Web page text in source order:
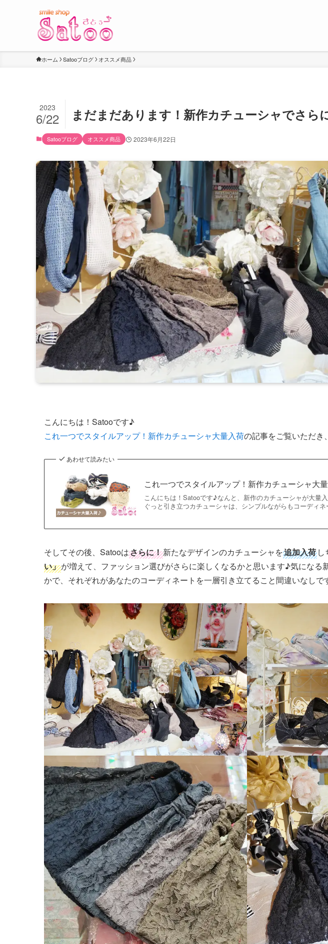
ホーム Satooブログ オススメ商品
まだまだあります！新作カチューシャでさら
2023
6/22
Satooブログ オススメ商品 2023年6月22日
こんにちは！Satooです♪
これ一つでスタイルアップ！新作カチューシャ大量入荷の記事をご覧いただき
あわせて読みたい
これ一つでスタイルアップ！新作カチューシャ大
こんにちは！Satooです♪なんと、新作のカチューシャが大量
ぐっと引き立つカチューシャは、シンプルながらもコーディ
そしてその後、Satooはさらに！新たなデザインのカチューシャを追加入荷
い」が増えて、ファッション選びがさらに楽しくなるかと思います♪気になる
かで、それぞれがあなたのコーディネートを一層引き立てること間違いなしで